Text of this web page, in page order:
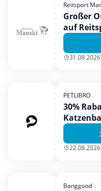
Urlaub & Reise
Reitsport
Großer
auf
31.08.2026
PETLIBRO
30%
22.08.2026
Banggood